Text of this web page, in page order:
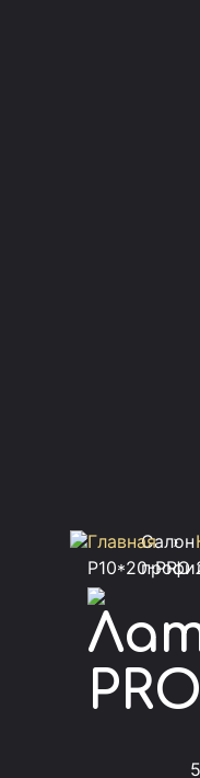
Салон
Главная ›
P10*20-PRO
Латунный П профиль 10*20 мм V.V-L-P10*20-
5